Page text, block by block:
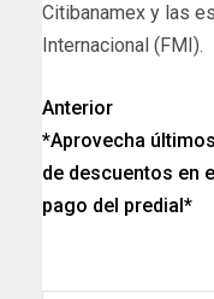
Citibanamex y las
Internacional (FMI).
Anterior
*Aprovecha
de descuentos en el
pago del predial*